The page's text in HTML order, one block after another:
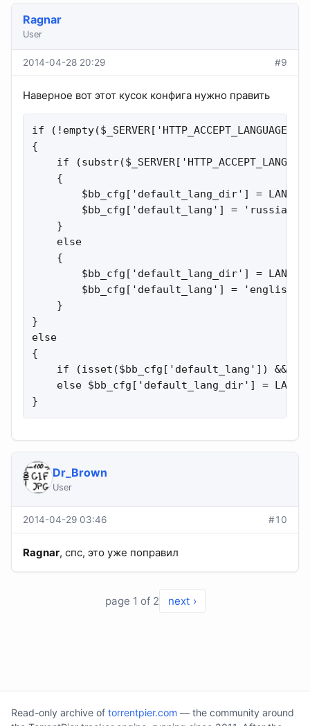
Ragnar
User
2014-04-28 20:29 #9
Наверное вот этот кусок конфига нужно править
if
{
if
    {
$bb_cfg['default_lang_dir'] =
        $bb_cfg['default_lang'] = 'russian';
    }
    else
    {
$bb_cfg['default_lang_dir'] =
        $bb_cfg['default_lang'] = 'english';
    }
}
else
{
if (isset($bb_cfg['default_lang']) &&
else $bb_cfg['default_lang_dir'] =
}
Dr_Brown
User
2014-04-29 03:46 #10
Ragnar, спс, это уже поправил
page 1 of 2 next ›
Read-only archive of torrentpier.com — the community around